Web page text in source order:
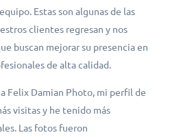
Estas son algunas de las
clientes regresan y nos
buscan mejorar su presencia en
de alta calidad.
a Felix Damian Photo, mi perfil de
visitas y he tenido más
Las fotos fueron